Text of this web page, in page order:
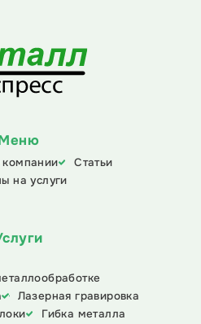
Статьи
на услуги
Лазерная гравировка
Гибка металла